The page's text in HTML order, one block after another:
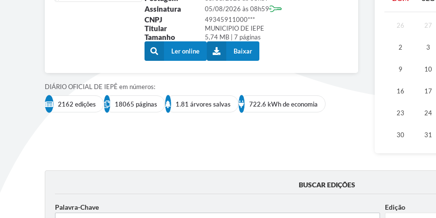
Conselho Tutelar
Ouvidoria
Concurso
E-SIC
Assinatura 05/08/2026 às 08h59
CNPJ 49345911000***
Titular MUNICIPIO DE IEPE
Tamanho
5,74 MB | 7 páginas
Ler online
Baixar
26 27
2 3
9 10
16 17
23 24
30 31
DIÁRIO OFICIAL DE IEPÊ em números:
2162 edições 18065 páginas 1.81 árvores salvas 722.6 kWh de economia
BUSCAR EDIÇÕES
Palavra-Chave Edição